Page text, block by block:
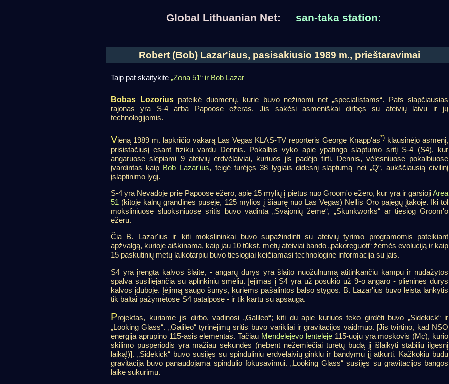
Global Lithuanian Net: san-taka station:
Robert (Bob) Lazar'iaus, pasisakiusio 1989 m., prieštaravimai
Taip pat skaitykite „Zona 51“ ir Bob Lazar
Bobas Lozoriuspateikė duomenų, kurie buvo nežinomi net „specialistams“. Pats slapčiausias
rajonas yra S-4 arba Papoose ežeras. Jis sakėsi asmeniškai dirbęs su ateivių laivu ir jų
technologijomis.
Vieną 1989 m. lapkričio vakarą Las Vegas KLAS-TV reporteris George Knapp'as*) klausinėjo asmenį,
prisistačiusį esant fiziku vardu Dennis. Pokalbis vyko apie ypatingo slaptumo sritį S-4 (S4), kur
angaruose slepiami 9 ateivių erdvėlaiviai, kuriuos jis padėjo tirti. Dennis, vėlesniuose pokalbiuose
įvardintas kaip Bob Lazar'ius, teigė turėjęs 38 lygiais didesnį slaptumą nei „Q“, aukščiausią civilinį
įslaptinimo lygį.
S-4 yra Nevadoje prie Papoose ežero, apie 15 mylių į pietus nuo Groom'o ežero, kur yra ir garsiojiArea
51 (kitoje kalnų grandinės pusėje, 125 mylios į šiaurę nuo Las Vegas) Nellis Oro pajėgų įtakoje. Iki tol
moksliniuose sluoksniuose sritis buvo vadinta „Svajonių žeme“, „Skunkworks“ ar tiesiog Groom'o
ežeru.
Čia B. Lazar'ius ir kiti mokslininkai buvo supažindinti su ateivių tyrimo programomis pateikiant
apžvalgą, kurioje aiškinama, kaip jau 10 tūkst. metų ateiviai bando „pakoreguoti“ žemės evoluciją ir kaip
15 paskutinių metų laikotarpiu buvo tiesiogiai keičiamasi technologine informacija su jais.
S4 yra įrengta kalvos šlaite, - angarų durys yra šlaito nuožulnumą atitinkančiu kampu ir nudažytos
spalva susiliejančia su aplinkiniu smėliu. Įėjimas į S4 yra už posūkio už 9-o angaro - plieninės durys
kalvos įduboje. Įėjimą saugo šunys, kuriems pašalintos balso stygos. B. Lazar'ius buvo leista lankytis
tik baltai pažymėtose S4 patalpose - ir tik kartu su apsauga.
Projektas, kuriame jis dirbo, vadinosi „Galileo“; kiti du apie kuriuos teko girdėti buvo „Sidekick“ ir
„Looking Glass“. „Galileo“ tyrinėjimų sritis buvo varikliai ir gravitacijos vaidmuo. [Jis tvirtino, kad NSO
energija aprūpino 115-asis elementas. Tačiau Mendelejevo lentelėje115-uoju yra moskovis (Mc), kurio
skilimo pusperiodis yra mažiau sekundės (nebent nežemiečiai turėtų būdą jį išlaikyti stabiliu ilgesnį
laiką!)]. „Sidekick“ buvo susijęs su spinduliniu erdvėlaivių ginklu ir bandymu jį atkurti. Kažkokiu būdu
gravitacija buvo panaudojama spindulio fokusavimui. „Looking Glass“ susijęs su gravitacijos bangos
laike sukūrimu.